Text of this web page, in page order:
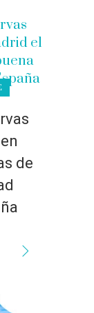
de